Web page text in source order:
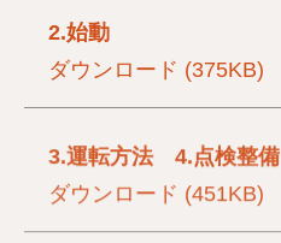
2.始動
ダウンロード (375KB)
3.運転方法 4.点検整備
ダウンロード (451KB)